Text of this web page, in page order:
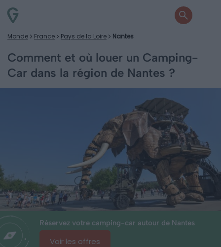
Monde France Pays de la Loire Nantes
Comment et où louer un Camping-
Car dans la région de Nantes ?
Réservez votre camping-car autour de Nantes
Voir les offres